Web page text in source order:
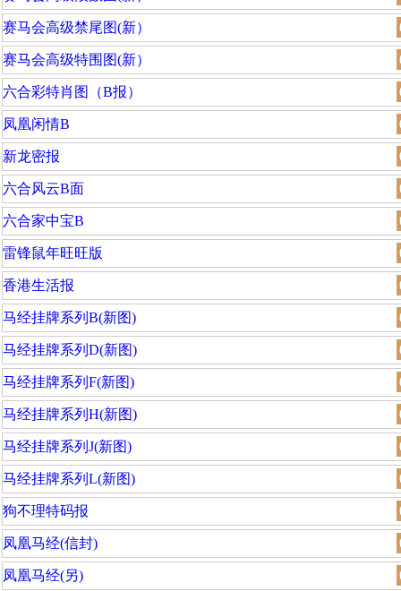
赛马会高级禁尾图(新）
赛马会高级特围图(新）
六合彩特肖图（B报）
凤凰闲情B
新龙密报
六合风云B面
六合家中宝B
雷锋鼠年旺旺版
香港生活报
马经挂牌系列B(新图)
马经挂牌系列D(新图)
马经挂牌系列F(新图)
马经挂牌系列H(新图)
马经挂牌系列J(新图)
马经挂牌系列L(新图)
狗不理特码报
凤凰马经(信封)
凤凰马经(另)